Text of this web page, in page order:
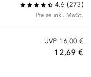
4.6 (273)
Preise inkl. MwSt.
UVP 16,00 €
12,69 €